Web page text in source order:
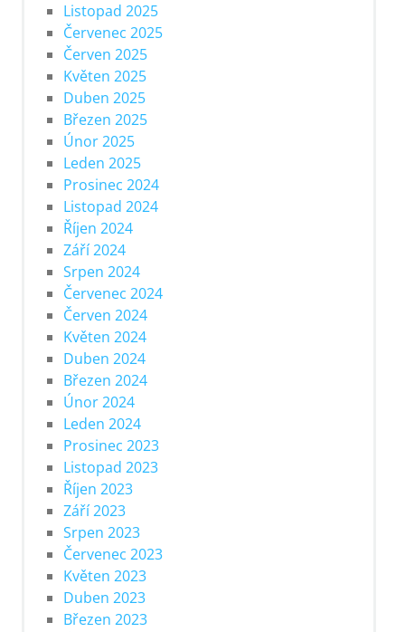
Listopad 2025
Červenec 2025
Červen 2025
Květen 2025
Duben 2025
Březen 2025
Únor 2025
Leden 2025
Prosinec 2024
Listopad 2024
Říjen 2024
Září 2024
Srpen 2024
Červenec 2024
Červen 2024
Květen 2024
Duben 2024
Březen 2024
Únor 2024
Leden 2024
Prosinec 2023
Listopad 2023
Říjen 2023
Září 2023
Srpen 2023
Červenec 2023
Květen 2023
Duben 2023
Březen 2023